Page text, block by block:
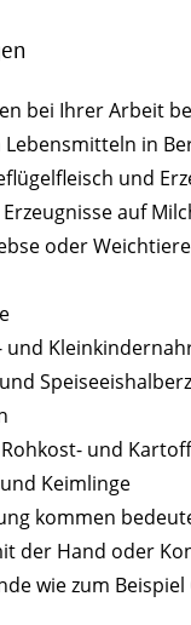
bei Ihrer Arbeit
in
und
auf
oder
und
und
Keimlinge
kommen
der Hand oder
wie zum